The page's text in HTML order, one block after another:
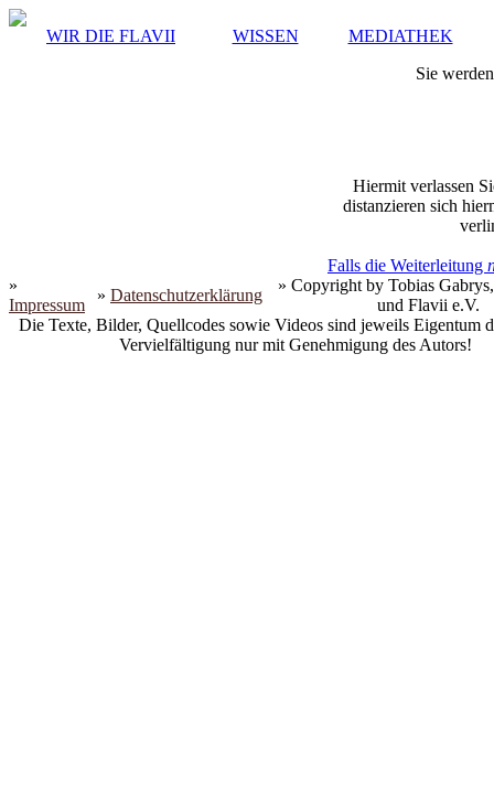
WIR DIE FLAVII WISSEN
MEDIATHEK
Sie
Hiermit verlassen
distanzieren sich
Falls die Weiterleitung
»
Impressum
» Datenschutzerklärung
» Copyright by Tobias
und Flavii e.V.
Die Texte, Bilder, Quellcodes sowie Videos sind jeweils Eigentum
Vervielfältigung nur mit Genehmigung des Autors!